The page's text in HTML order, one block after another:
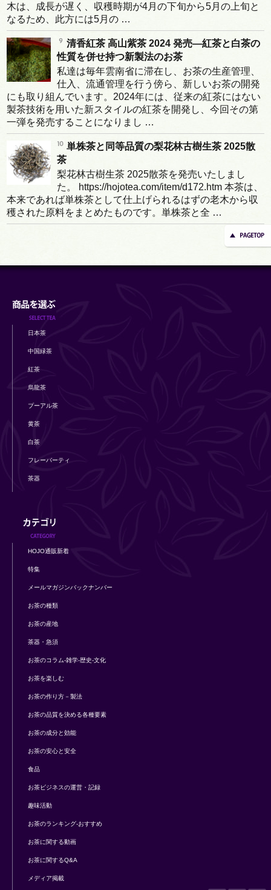
木は、成長が遅く、収穫時期が4月の下旬から5月の上旬と
なるため、此方には5月の …
清香紅茶 高山紫茶 2024 発売―紅茶と白茶の
性質を併せ持つ新製法のお茶
私達は毎年雲南省に滞在し、お茶の生産管理、
仕入、流通管理を行う傍ら、新しいお茶の開発
にも取り組んでいます。2024年には、従来の紅茶にはない
製茶技術を用いた新スタイルの紅茶を開発し、今回その第
一弾を発売することになりまし …
単株茶と同等品質の梨花林古樹生茶 2025散
茶
梨花林古樹生茶 2025散茶を発売いたしまし
た。 https://hojotea.com/item/d172.htm 本茶は、
本来であれば単株茶として仕上げられるはずの老木から収
穫された原料をまとめたものです。単株茶と全 …
日本茶
中国緑茶
紅茶
烏龍茶
プーアル茶
黄茶
白茶
フレーバーティ
茶器
HOJO通販新着
特集
メールマガジンバックナンバー
お茶の種類
お茶の産地
茶器・急須
お茶のコラム-雑学-歴史-文化
お茶を楽しむ
お茶の作り方－製法
お茶の品質を決める各種要素
お茶の成分と効能
お茶の安心と安全
食品
お茶ビジネスの運営・記録
趣味活動
お茶のランキング-おすすめ
お茶に関する動画
お茶に関するQ&A
メディア掲載